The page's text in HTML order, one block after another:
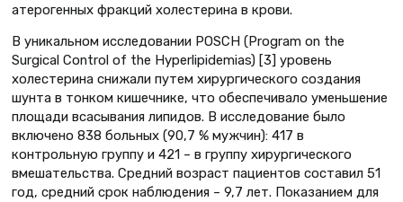
атерогенных фракций холестерина в крови.
В уникальном исследовании POSCH (Program on the
Surgical Control of the Hyperlipidemias) [3] уровень
холестерина снижали путем хирургического создания
шунта в тонком кишечнике, что обеспечивало уменьшение
площади всасывания липидов. В исследование было
включено 838 больных (90,7 % мужчин): 417 в
контрольную группу и 421 – в группу хирургического
вмешательства. Средний возраст пациентов составил 51
год, средний срок наблюдения – 9,7 лет. Показанием для